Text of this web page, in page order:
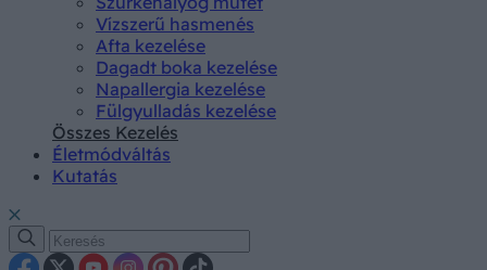
Vízszerű hasmenés
Afta kezelése
Dagadt boka kezelése
Napallergia kezelése
Fülgyulladás kezelése
Összes Kezelés
Életmódváltás
Kutatás